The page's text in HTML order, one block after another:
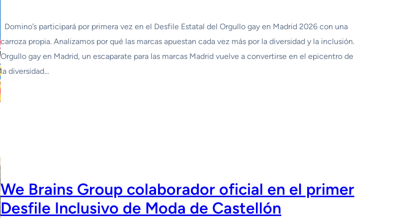
Domino’s participará por primera vez en el Desfile Estatal del Orgullo gay en Madrid 2026 con una
carroza propia. Analizamos por qué las marcas apuestan cada vez más por la diversidad y la inclusión.
Orgullo gay en Madrid, un escaparate para las marcas Madrid vuelve a convertirse en el epicentro de
la diversidad…
We Brains Group colaborador oficial en el primer
Desfile Inclusivo de Moda de Castellón